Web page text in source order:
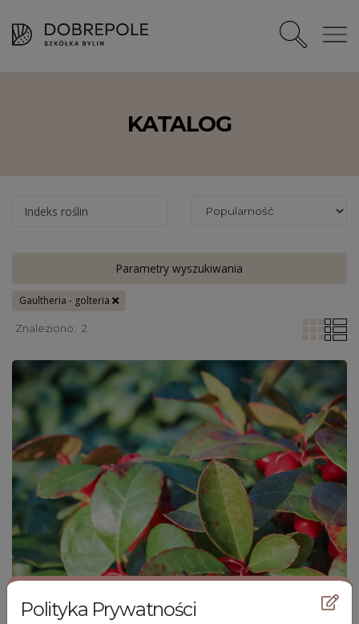
Polityka Prywatności
KATALOG
Indeks roślin
Parametry wyszukiwania
Gaultheria - golteria
Znaleziono: 2